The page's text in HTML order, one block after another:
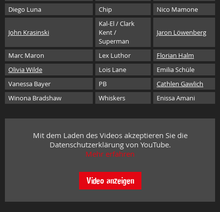
Diego Luna Chip Nico Mamone
John Krasinski
Kal-El / Clark
Kent /
Superman
Jaron Löwenberg
Marc Maron Lex Luthor
Florian Halm
Olivia Wilde
Lois Lane
Emilia Schüle
Vanessa Bayer
PB
Cathlen Gawlich
Winona Bradshaw
Whiskers Enissa Amani
Mit dem Laden des Videos akzeptieren Sie die
Datenschutzerklärung von YouTube.
Mehr erfahren
Video anzeigen